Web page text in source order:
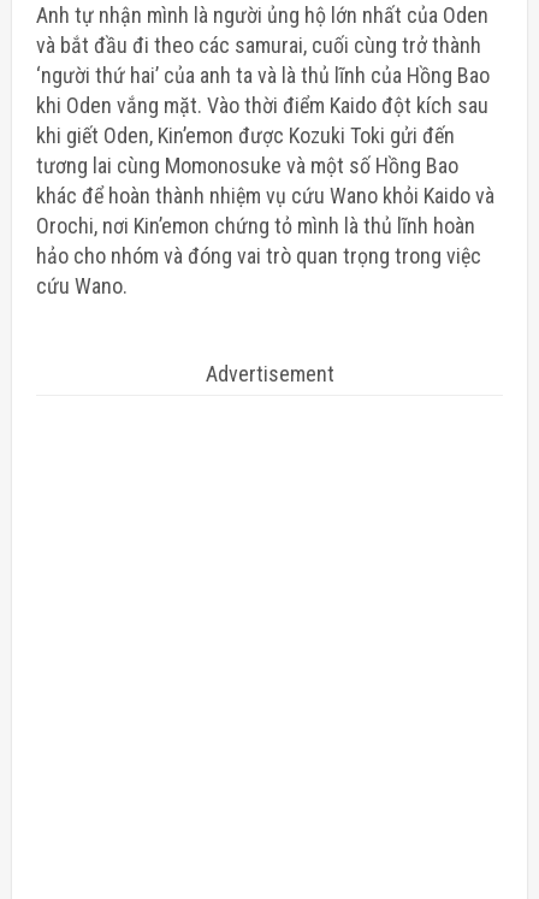
Anh tự nhận mình là người ủng hộ lớn nhất của Oden
và bắt đầu đi theo các samurai, cuối cùng trở thành
‘người thứ hai’ của anh ta và là thủ lĩnh của Hồng Bao
khi Oden vắng mặt. Vào thời điểm Kaido đột kích sau
khi giết Oden, Kin’emon được Kozuki Toki gửi đến
tương lai cùng Momonosuke và một số Hồng Bao
khác để hoàn thành nhiệm vụ cứu Wano khỏi Kaido và
Orochi, nơi Kin’emon chứng tỏ mình là thủ lĩnh hoàn
hảo cho nhóm và đóng vai trò quan trọng trong việc
cứu Wano.
Advertisement